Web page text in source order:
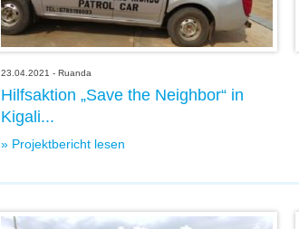
23.04.2021 - Ruanda
Hilfsaktion „Save the Neighbor“ in
Kigali...
» Projektbericht lesen